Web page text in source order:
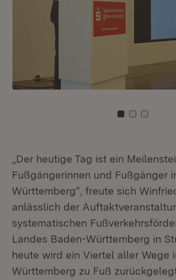
Zu Kachel: 0
ZuZu
„Der heutige Tag ist ein
Fußgängerinnen und Fußgänger
Württemberg“, freute sich
anlässlich der
systematischen
Landes Baden-Württemberg in
heute wird ein Viertel aller Wege
Württemberg zu Fuß